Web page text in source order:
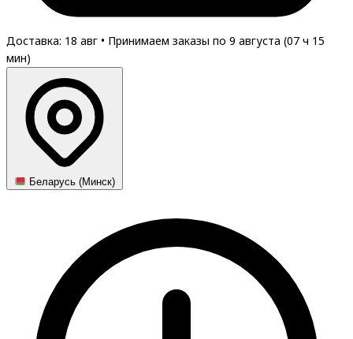
Доставка: 18 авг • Принимаем заказы по 9 августа (07 ч 15
мин)
Беларусь (Минск)